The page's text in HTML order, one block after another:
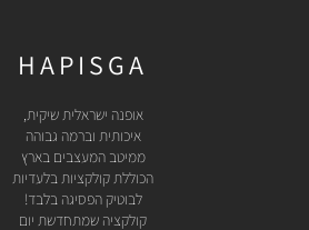
HAPISGA
אופנה ישראלית שיקית,
איכותית וברמה גבוהה
ממיטב המעצבים בארץ
הכוללת קולקציות בלעדיות
לבוטיק הפסיגה בלבד!
קולקציה שמתחדשת יום